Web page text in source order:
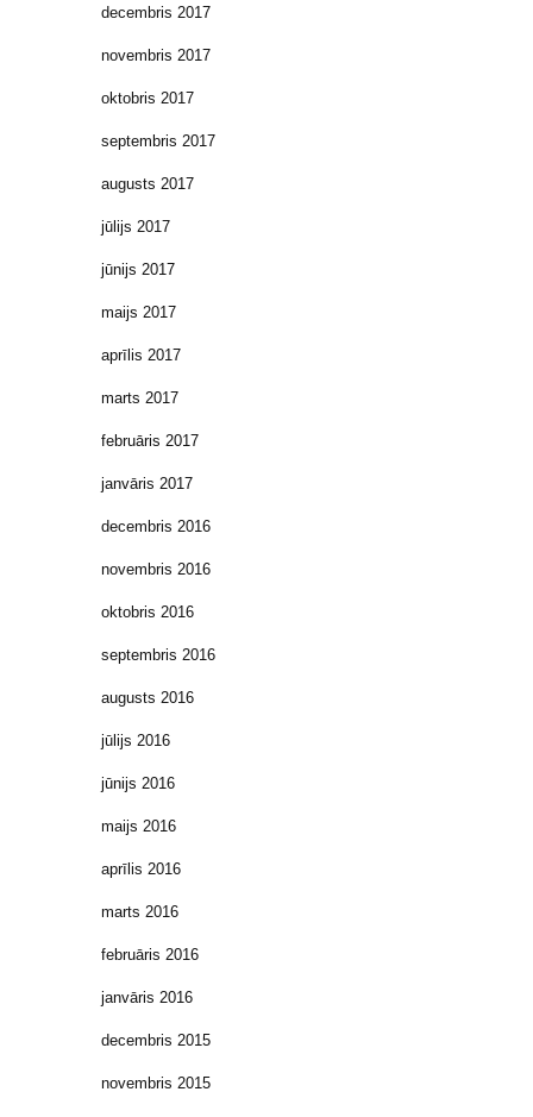
decembris 2017
novembris 2017
oktobris 2017
septembris 2017
augusts 2017
jūlijs 2017
jūnijs 2017
maijs 2017
aprīlis 2017
marts 2017
februāris 2017
janvāris 2017
decembris 2016
novembris 2016
oktobris 2016
septembris 2016
augusts 2016
jūlijs 2016
jūnijs 2016
maijs 2016
aprīlis 2016
marts 2016
februāris 2016
janvāris 2016
decembris 2015
novembris 2015